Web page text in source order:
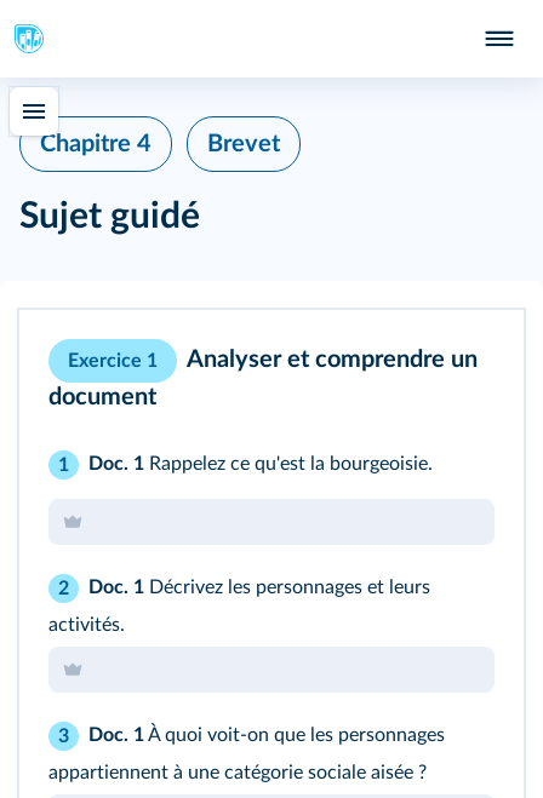
Chapitre 4 Brevet
Sujet guidé
Exercice 1
Analyser et comprendre un
document
1 Doc. 1 Rappelez ce qu'est la bourgeoisie.
2 Doc. 1 Décrivez les personnages et leurs
activités.
3 Doc. 1À quoi voit-on que les personnages
appartiennent à une catégorie sociale aisée ?